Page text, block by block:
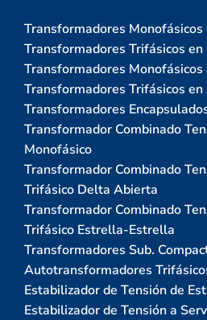
Transformadores Monofásicos
Transformadores Trifásicos en
Transformadores Monofásicos
Transformadores Trifásicos en
Transformadores
Transformador Combinado
Monofásico
Transformador Combinado
Trifásico Delta Abierta
Transformador Combinado
Trifásico Estrella-Estrella
Transformadores Sub.
Autotransformadores
Estabilizador de Tensión de
Estabilizador de Tensión a